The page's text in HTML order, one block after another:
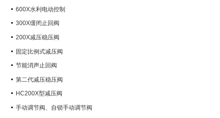
600X水利电动控制
300X缓闭止回阀
200X减压稳压阀
固定比例式减压阀
节能消声止回阀
第二代减压稳压阀
HC200X型减压阀
手动调节阀、自锁手动调节阀